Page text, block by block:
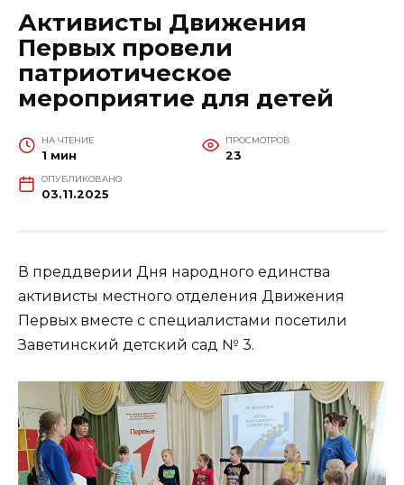
Активисты Движения
Первых провели
патриотическое
мероприятие для детей
НА ЧТЕНИЕ
1 мин
ПРОСМОТРОВ
23
ОПУБЛИКОВАНО
03.11.2025
В преддверии Дня народного единства
активисты местного отделения Движения
Первых вместе с специалистами посетили
Заветинский детский сад № 3.